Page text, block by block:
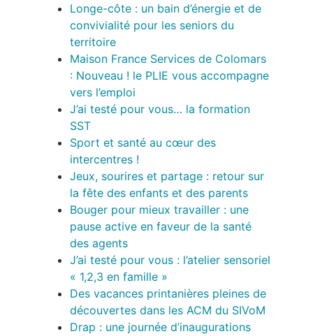
Longe-côte : un bain d’énergie et de
convivialité pour les seniors du
territoire
Maison France Services de Colomars
: Nouveau ! le PLIE vous accompagne
vers l’emploi
J’ai testé pour vous… la formation
SST
Sport et santé au cœur des
intercentres !
Jeux, sourires et partage : retour sur
la fête des enfants et des parents
Bouger pour mieux travailler : une
pause active en faveur de la santé
des agents
J’ai testé pour vous : l’atelier sensoriel
« 1,2,3 en famille »
Des vacances printanières pleines de
découvertes dans les ACM du SIVoM
Drap : une journée d’inaugurations